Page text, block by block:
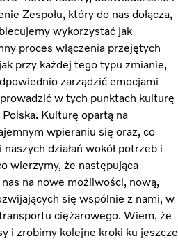
Zespołu, który do nas dołącza,
wykorzystać jak
proces włączenia przejętych
przy każdej tego typu zmianie,
zarządzić emocjami
w tych punktach kulturę
Kulturę opartą na
wpieraniu się oraz, co
działań wokół potrzeb i
wierzymy, że następująca
na nowe możliwości, nową,
się wspólnie z nami, w
ciężarowego. Wiem, że
i zrobimy kolejne kroki ku jeszcze